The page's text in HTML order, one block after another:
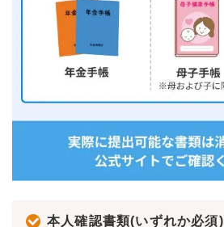
本人確認書類(いずれか必須)